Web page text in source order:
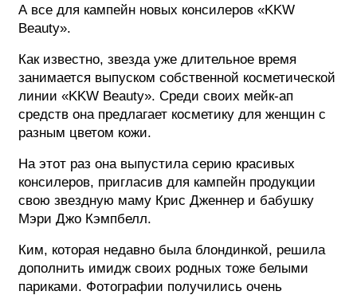
А все для кампейн новых консилеров «KKW
Beauty».
Как известно, звезда уже длительное время
занимается выпуском собственной косметической
линии «KKW Beauty». Среди своих мейк-ап
средств она предлагает косметику для женщин с
разным цветом кожи.
На этот раз она выпустила серию красивых
консилеров, пригласив для кампейн продукции
свою звездную маму Крис Дженнер и бабушку
Мэри Джо Кэмпбелл.
Ким, которая недавно была блондинкой, решила
дополнить имидж своих родных тоже белыми
париками. Фотографии получились очень
ФЕСТИВАЛИ
ФОТОГРАФИЯ
ТИПОГРАФИКА
ИСТОРИИ БРЕНДОВ
О ПРОЕКТЕ